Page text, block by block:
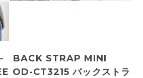
BACK STRAP MINI
OD-CT3215 バックストラ